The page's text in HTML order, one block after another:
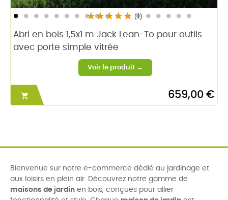
(1)
Abri en bois 1,5x1 m Jack Lean-To pour outils
avec porte simple vitrée
 659,00 €
Bienvenue sur notre e-commerce dédié au jardinage et
aux loisirs en plein air. Découvrez notre gamme de
maisons de jardin en bois, conçues pour allier